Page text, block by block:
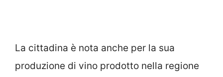
La cittadina è nota anche per la sua
produzione di vino prodotto nella regione